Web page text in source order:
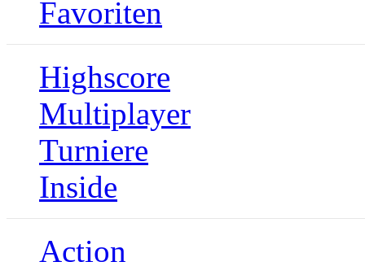
Favoriten
Highscore
Multiplayer
Turniere
Inside
Action